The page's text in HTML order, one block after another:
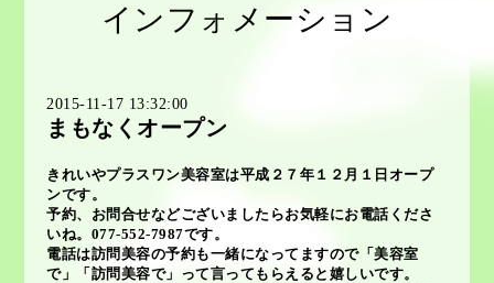
インフォメーション
2015-11-17 13:32:00
まもなくオープン
きれいやプラスワン美容室は平成２７年１２月１日オープ
ンです。
予約、お問合せなどございましたらお気軽にお電話くださ
いね。077-552-7987です。
電話は訪問美容の予約も一緒になってますので「美容室
で」「訪問美容で」って言ってもらえると嬉しいです。